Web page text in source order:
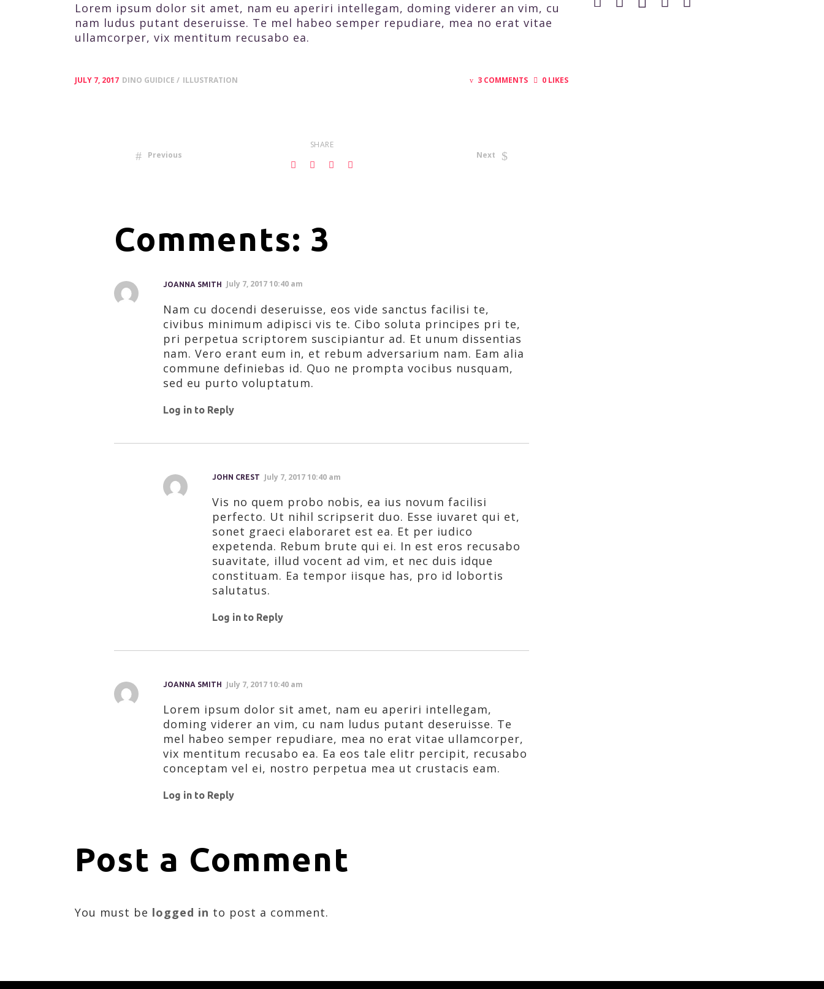
Lorem ipsum dolor sit amet, nam eu aperiri intellegam, doming viderer an vim, cu
nam ludus putant deseruisse. Te mel habeo semper repudiare, mea no erat vitae
ullamcorper, vix mentitum recusabo ea.
JULY 7, 2017 DINO GUIDICE ILLUSTRATION 3 COMMENTS 0 LIKES
Previous
SHARE
Next
Comments: 3
JOANNA SMITH July 7, 2017 10:40 am
Nam cu docendi deseruisse, eos vide sanctus facilisi te,
civibus minimum adipisci vis te. Cibo soluta principes pri te,
pri perpetua scriptorem suscipiantur ad. Et unum dissentias
nam. Vero erant eum in, et rebum adversarium nam. Eam alia
commune definiebas id. Quo ne prompta vocibus nusquam,
sed eu purto voluptatum.
Log in to Reply
JOHN CREST July 7, 2017 10:40 am
Vis no quem probo nobis, ea ius novum facilisi
perfecto. Ut nihil scripserit duo. Esse iuvaret qui et,
sonet graeci elaboraret est ea. Et per iudico
expetenda. Rebum brute qui ei. In est eros recusabo
suavitate, illud vocent ad vim, et nec duis idque
constituam. Ea tempor iisque has, pro id lobortis
salutatus.
Log in to Reply
JOANNA SMITH July 7, 2017 10:40 am
Lorem ipsum dolor sit amet, nam eu aperiri intellegam,
doming viderer an vim, cu nam ludus putant deseruisse. Te
mel habeo semper repudiare, mea no erat vitae ullamcorper,
vix mentitum recusabo ea. Ea eos tale elitr percipit, recusabo
conceptam vel ei, nostro perpetua mea ut crustacis eam.
Log in to Reply
Post a Comment
You must be logged in to post a comment.